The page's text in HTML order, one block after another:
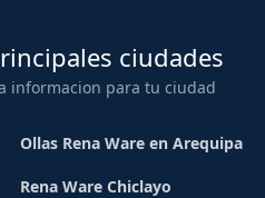
ciudades
informacion para tu ciudad
Ollas Rena Ware en Arequipa
Rena Ware Chiclayo